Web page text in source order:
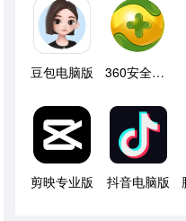
豆包电脑版 360安全卫士
剪映专业版 抖音电脑版